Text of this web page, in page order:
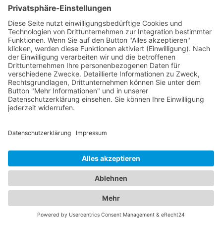
spezialisiert haben. Diese Ärzte bieten
Vorsorgeuntersuchungen, Impfungen,
Behandlungen von Kinderkrankheiten und eine
einfühlsame Betreuung an, um sicherzustellen,
dass Ihre Kinder gesund und glücklich aufwachsen.
Verlassen Sie sich auf unser Branchenportal, um
den besten Augenarzt und Kinderarzt
Braunschweigzu finden. Sorgen Sie für die
Gesundheit Ihrer Augen und die Ihrer Familie,
indem Sie sich auf die Fachkompetenz und
Jetzt Augenarzt finden!